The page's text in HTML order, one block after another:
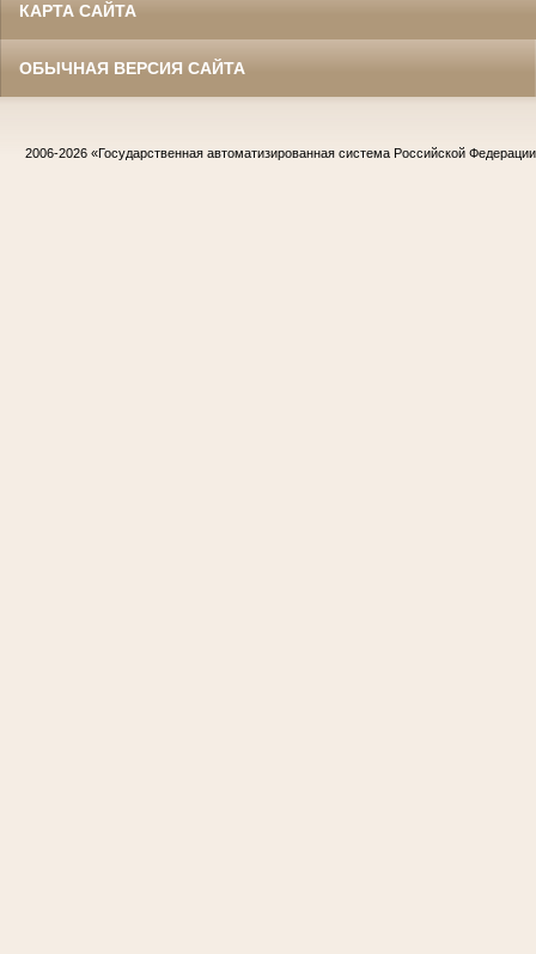
КАРТА САЙТА
ОБЫЧНАЯ ВЕРСИЯ САЙТА
2006-2026 «Государственная автоматизированная система Российской